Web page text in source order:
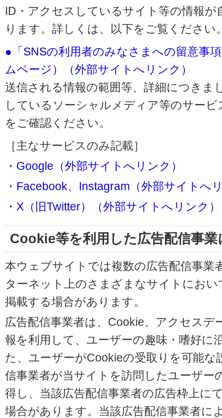
ID・アクセスしているサイト等の情報
ります。詳しくは、以下をご覧ください
●「SNSの利用者のみなさまへの留意事
ムページ）（外部サイトへリンク）
送信される情報の範囲等、詳細につきま
しているソーシャルメディア等のサー
をご確認ください。
［主なサービスのみ記載］
・Google（外部サイトへリンク）
・Facebook、Instagram（外部サイトへ
・X（旧Twitter）（外部サイトへリンク）
Cookie等を利用した広告配信事
本ウェブサイトでは複数の広告配信事業
ターネット上のさまざまなサイトにお
掲載する場合があります。
広告配信事業者は、Cookie、アクセスデ
報を利用して、ユーザーの趣味・嗜好に
た、ユーザーがCookieの受取りを可能
信事業者が当サイトを訪問したユーザー
得し、当該広告配信事業者の広告枠上に
場合があります。当該広告配信事業者に